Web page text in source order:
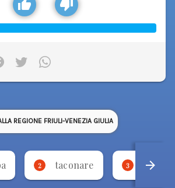
REGIONE FRIULI-VENEZIA GIULIA
2 taconare 3 necca